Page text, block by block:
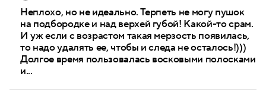
Неплохо, но не идеально. Терпеть не могу пушок
на подбородке и над верхей губой! Какой-то срам.
И уж если с возрастом такая мерзость появилась,
то надо удалять ее, чтобы и следа не осталось!)))
Долгое время пользовалась восковыми полосками
и...